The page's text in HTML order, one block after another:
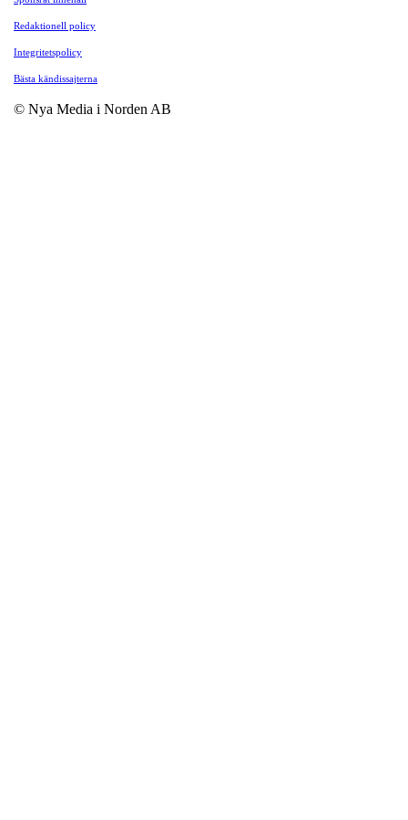
Redaktionell policy
Integritetspolicy
Bästa kändissajterna
© Nya Media i Norden AB